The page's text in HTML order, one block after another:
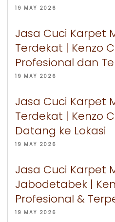
19 MAY 2026
Jasa Cuci Karpet
Terdekat | Kenzo
Profesional dan
19 MAY 2026
Jasa Cuci Karpet
Terdekat | Kenzo
Datang ke Lokasi
19 MAY 2026
Jasa Cuci Karpet
Jabodetabek |
Profesional &
19 MAY 2026